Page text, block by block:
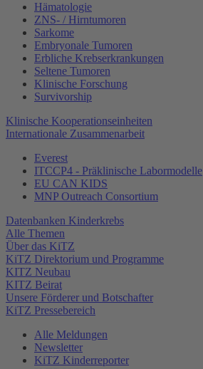
Hämatologie
ZNS- / Hirntumoren
Sarkome
Embryonale Tumoren
Erbliche Krebserkrankungen
Seltene Tumoren
Klinische Forschung
Survivorship
Klinische Kooperationseinheiten
Internationale Zusammenarbeit
Everest
ITCCP4 - Präklinische Labormodelle
EU CAN KIDS
MNP Outreach Consortium
Datenbanken Kinderkrebs
Alle Themen
Über das KiTZ
KiTZ Direktorium und Programme
KITZ Neubau
KITZ Beirat
Unsere Förderer und Botschafter
KiTZ Pressebereich
Alle Meldungen
Newsletter
KiTZ Kinderreporter